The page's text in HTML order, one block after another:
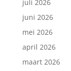
juli 2026
juni 2026
mei 2026
april 2026
maart 2026